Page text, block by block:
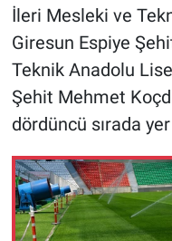
İleri Mesleki ve
Giresun Espiye
Teknik Anadolu
Şehit Mehmet
dördüncü sırada yer